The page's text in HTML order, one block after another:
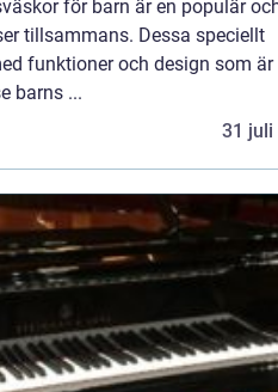
för barn är en populär
tillsammans. Dessa speciellt
funktioner och design som är
barns ...
31 juli